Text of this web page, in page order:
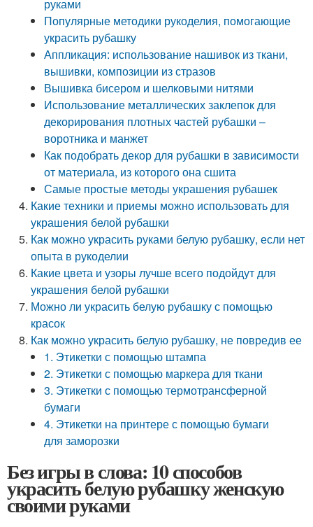
руками
Популярные методики рукоделия, помогающие
украсить рубашку
Аппликация: использование нашивок из ткани,
вышивки, композиции из стразов
Вышивка бисером и шелковыми нитями
Использование металлических заклепок для
декорирования плотных частей рубашки –
воротника и манжет
Как подобрать декор для рубашки в зависимости
от материала, из которого она сшита
Самые простые методы украшения рубашек
Какие техники и приемы можно использовать для
украшения белой рубашки
Как можно украсить руками белую рубашку, если нет
опыта в рукоделии
Какие цвета и узоры лучше всего подойдут для
украшения белой рубашки
Можно ли украсить белую рубашку с помощью
красок
Как можно украсить белую рубашку, не повредив ее
1. Этикетки с помощью штампа
2. Этикетки с помощью маркера для ткани
3. Этикетки с помощью термотрансферной
бумаги
4. Этикетки на принтере с помощью бумаги
для заморозки
Без игры в слова: 10 способов
украсить белую рубашку женскую
своими руками